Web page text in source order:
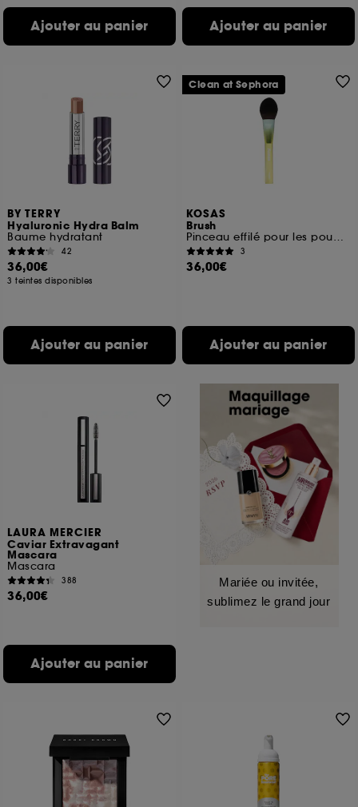
Ajouter au panier Ajouter au panier
BY TERRY
Hyaluronic Hydra Balm
Baume hydratant
42
36,00€
3 teintes disponibles
Ajouter au panier
KOSAS
Brush
Pinceau effilé pour les poudres
3
36,00€
Ajouter au panier
Clean at Sephora
LAURA MERCIER
Caviar Extravagant
Mascara
Mascara
388
36,00€
Ajouter au panier
Mariée ou invitée,
sublimez le grand jour